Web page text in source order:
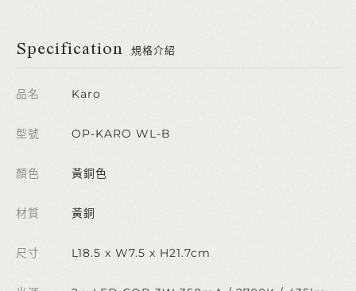
Specification 規格介紹
品名 Karo
型號 OP-KARO WL-B
顏色 黃銅色
材質 黃銅
尺寸 L18.5 x W7.5 x H21.7cm